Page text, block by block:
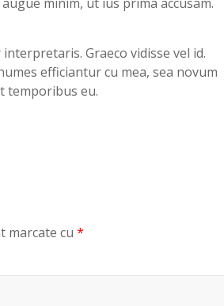
Graeco vidisse vel id.
efficiantur cu mea, sea novum
temporibus eu.
marcate cu *